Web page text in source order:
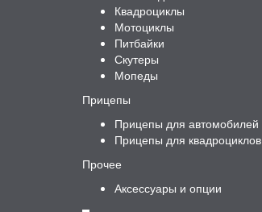
Квадроциклы
Мотоциклы
Питбайки
Скутеры
Мопеды
Прицепы
Прицепы для автомобилей
Прицепы для квадроциклов
Прочее
Аксессуары и опции